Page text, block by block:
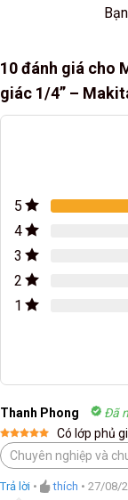
10 đánh giá cho
giác 1/4” –
5
4
3
2
1
Thanh Phong Đã
Được xếp
hạng55
sao
Có lớp phủ
Chuyên nghiệp và
Trả lời • thích • 27/08/